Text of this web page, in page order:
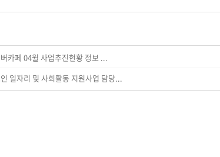
카페 04월 사업추진현황 정보 ...
일자리 및 사회활동 지원사업 담당...